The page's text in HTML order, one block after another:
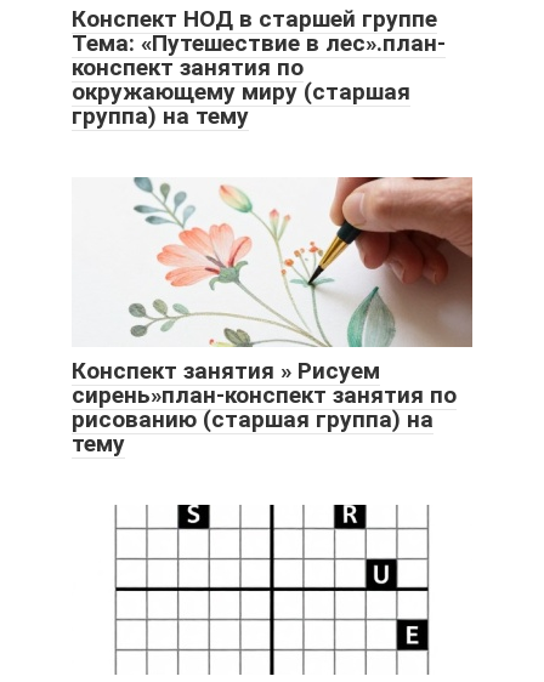
Конспект НОД в старшей группе
Тема: «Путешествие в лес».план-
конспект занятия по
окружающему миру (старшая
группа) на тему
Конспект занятия » Рисуем
сирень»план-конспект занятия по
рисованию (старшая группа) на
тему